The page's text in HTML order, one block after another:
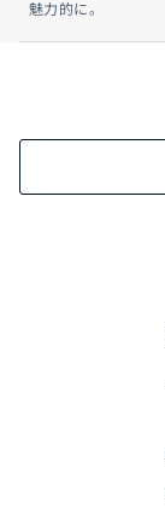
魅力的に。